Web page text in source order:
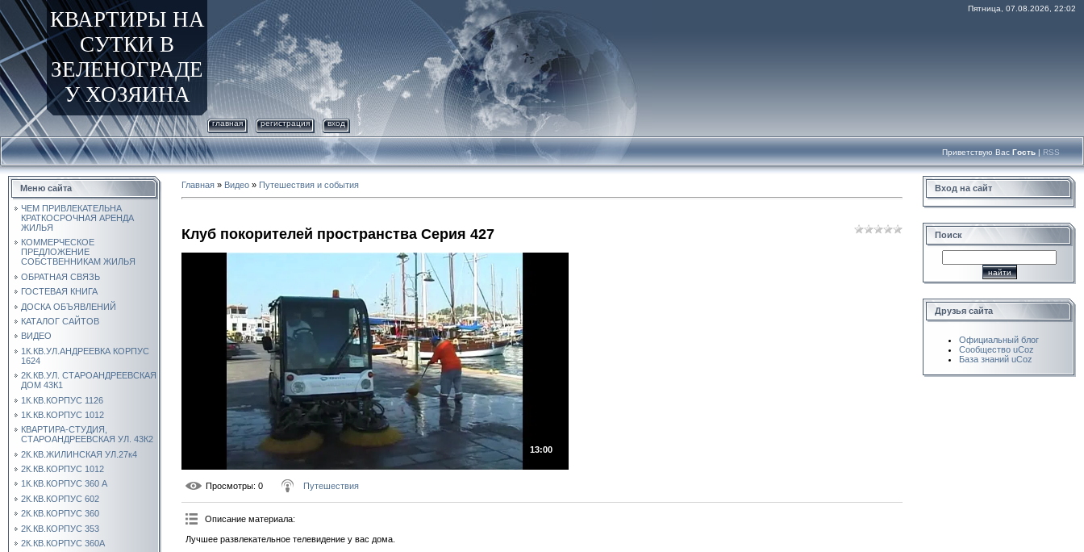
КВАРТИРЫ НА
СУТКИ В
ЗЕЛЕНОГРАДЕ
У ХОЗЯИНА
Пятница, 07.08.2026, 22:02
главная регистрация вход
Приветствую Вас Гость | RSS
Меню сайта
ЧЕМ ПРИВЛЕКАТЕЛЬНА
КРАТКОСРОЧНАЯ АРЕНДА
ЖИЛЬЯ
КОММЕРЧЕСКОЕ
ПРЕДЛОЖЕНИЕ
СОБСТВЕННИКАМ ЖИЛЬЯ
ОБРАТНАЯ СВЯЗЬ
ГОСТЕВАЯ КНИГА
ДОСКА ОБЪЯВЛЕНИЙ
КАТАЛОГ САЙТОВ
ВИДЕО
1К.КВ.УЛ.АНДРЕЕВКА КОРПУС
1624
2К.КВ.УЛ. СТАРОАНДРЕЕВСКАЯ
ДОМ 43К1
1К.КВ.КОРПУС 1126
1К.КВ.КОРПУС 1012
КВАРТИРА-СТУДИЯ,
СТАРОАНДРЕЕВСКАЯ УЛ. 43К2
2К.КВ.ЖИЛИНСКАЯ УЛ.27к4
2К.КВ.КОРПУС 1012
1К.КВ.КОРПУС 360 А
2К.КВ.КОРПУС 602
2К.КВ.КОРПУС 360
2К.КВ.КОРПУС 353
2К.КВ.КОРПУС 360А
Главная » Видео » Путешествия и события
Клуб покорителей пространства Серия 427
13:00
Просмотры: 0 Путешествия
Описание материала:
Лучшее развлекательное телевидение у вас дома.
Вход на сайт
Поиск
Друзья сайта
Официальный блог
Сообщество uCoz
База знаний uCoz